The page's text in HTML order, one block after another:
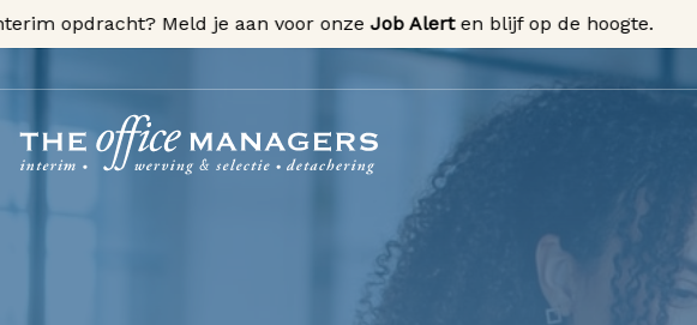
opdracht? Meld je aan voor onzeJob Alerten blijf op de hoogte.